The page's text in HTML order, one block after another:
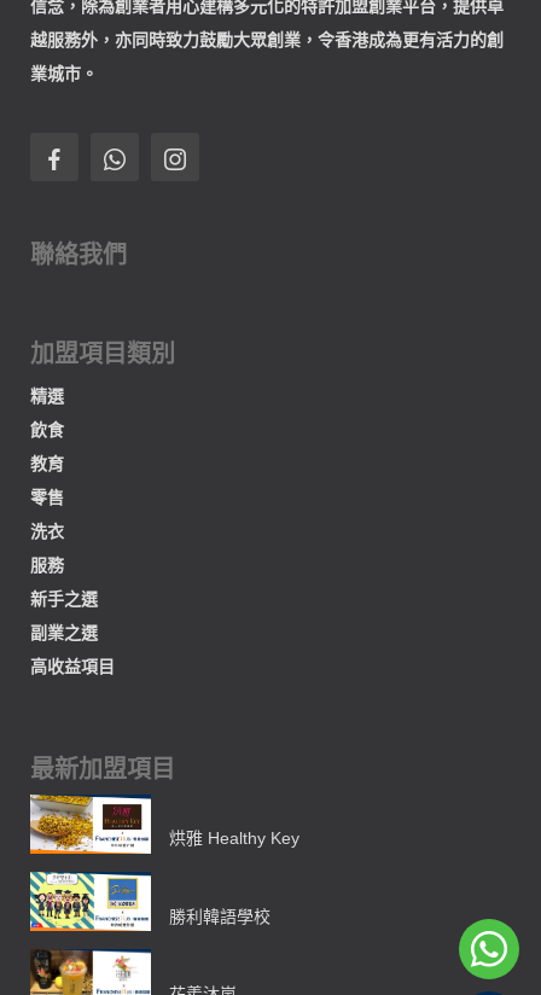
信念，除為創業者用心建構多元化的特許加盟創業平台，提供卓
越服務外，亦同時致力鼓勵大眾創業，令香港成為更有活力的創
業城市。
聯絡我們
加盟項目類別
精選
飲食
教育
零售
洗衣
服務
新手之選
副業之選
高收益項目
最新加盟項目
烘雅 Healthy Key
勝利韓語學校